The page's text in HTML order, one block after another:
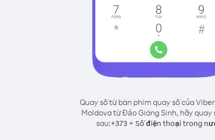
Quay số từ bàn phím quay số của
Moldova từ Đảo Giáng Sinh, hãy quay
sau:+373+ Số điện thoại trong